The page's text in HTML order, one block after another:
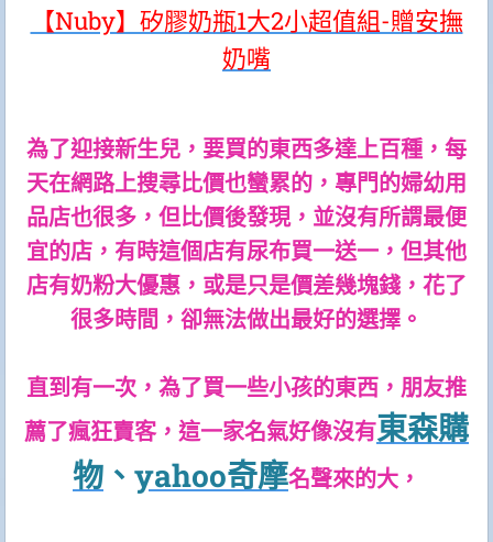
【Nuby】矽膠奶瓶1大2小超值組-贈安撫
奶嘴
為了迎接新生兒，要買的東西多達上百種，每
天在網路上搜尋比價也蠻累的，專門的婦幼用
品店也很多，但比價後發現，並沒有所謂最便
宜的店，有時這個店有尿布買一送一，但其他
店有奶粉大優惠，或是只是價差幾塊錢，花了
很多時間，卻無法做出最好的選擇。
直到有一次，為了買一些小孩的東西，朋友推
薦了瘋狂賣客，這一家名氣好像沒有東森購
物 、 yahoo奇摩名聲來的大，